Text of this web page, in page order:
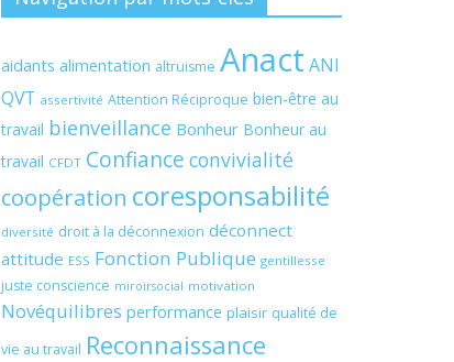
aidants alimentation altruisme Anact ANI
QVT assertivité Attention Réciproque bien-être au
travail bienveillance Bonheur Bonheur au
travail CFDT Confiance convivialité
coopération coresponsabilité
diversité droit à la déconnexion déconnect
attitude ESS Fonction Publique gentillesse
juste conscience miroirsocial motivation
Novéquilibres performance plaisir qualité de
vie au travail Reconnaissance